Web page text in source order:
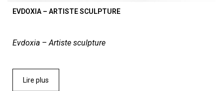
EVDOXIA – ARTISTE SCULPTURE
Evdoxia – Artiste sculpture
Lire plus